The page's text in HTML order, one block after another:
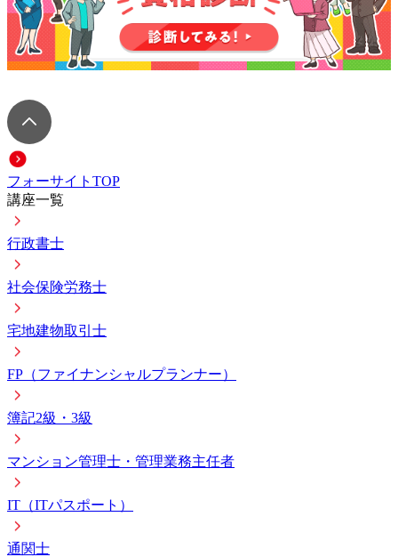
フォーサイトTOP
講座一覧
行政書士
社会保険労務士
宅地建物取引士
FP（ファイナンシャルプランナー）
簿記2級・3級
マンション管理士・管理業務主任者
IT（ITパスポート）
通関士